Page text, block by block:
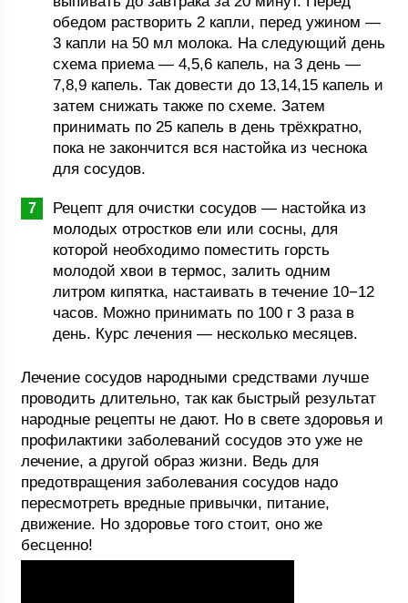
обедом растворить 2 капли, перед ужином —
3 капли на 50 мл молока. На следующий день
схема приема — 4,5,6 капель, на 3 день —
7,8,9 капель. Так довести до 13,14,15 капель и
затем снижать также по схеме. Затем
принимать по 25 капель в день трёхкратно,
пока не закончится вся настойка из чеснока
для сосудов.
Рецепт для очистки сосудов — настойка из
молодых отростков ели или сосны, для
которой необходимо поместить горсть
молодой хвои в термос, залить одним
литром кипятка, настаивать в течение 10−12
часов. Можно принимать по 100 г 3 раза в
день. Курс лечения — несколько месяцев.
Лечение сосудов народными средствами лучше
проводить длительно, так как быстрый результат
народные рецепты не дают. Но в свете здоровья и
профилактики заболеваний сосудов это уже не
лечение, а другой образ жизни. Ведь для
предотвращения заболевания сосудов надо
пересмотреть вредные привычки, питание,
движение. Но здоровье того стоит, оно же
бесценно!